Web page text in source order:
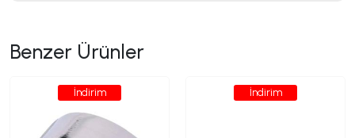
Benzer Ürünler
İndirim İndirim